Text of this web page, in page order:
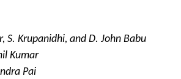
S. Krupanidhi, and D. John Babu
Kumar
Pai